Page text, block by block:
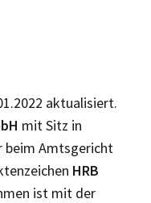
aktualisiert.
mit Sitz in
beim Amtsgericht
HRB
ist mit der